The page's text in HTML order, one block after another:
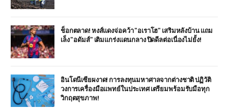
ช็อกตลาด! หงส์แดงจ่อคว้า "อเราโฮ" เสริมหลังบ้าน แถม
เล็ง "อดัมส์" เติมแกร่งแดนกลาง ปิดดีลต่อเนื่องไม่ยั้ง!
อินโดนีเซียผงาด! การลงทุนมหาศาลจากต่างชาติ ปฏิวัติ
วงการเครื่องมือแพทย์ในประเทศ เตรียมพร้อมรับมือทุก
วิกฤตสุขภาพ!